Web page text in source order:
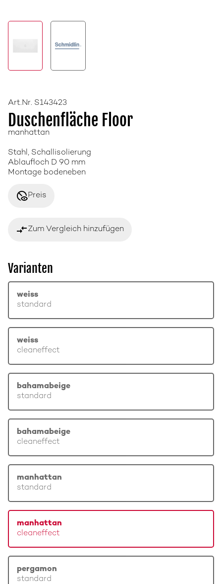
Art.Nr. S143423
Duschenfläche Floor
manhattan
Stahl, Schallisolierung
Ablaufloch D 90 mm
Montage bodeneben
disabled_visiblePreis
compare_arrowsZum Vergleich hinzufügen
Varianten
weiss
standard
weiss
cleaneffect
bahamabeige
standard
bahamabeige
cleaneffect
manhattan
standard
manhattan
cleaneffect
pergamon
standard